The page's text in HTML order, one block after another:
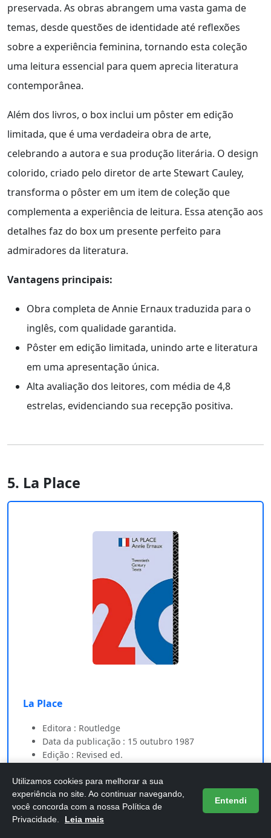
preservada. As obras abrangem uma vasta gama de
temas, desde questões de identidade até reflexões
sobre a experiência feminina, tornando esta coleção
uma leitura essencial para quem aprecia literatura
contemporânea.
Além dos livros, o box inclui um pôster em edição
limitada, que é uma verdadeira obra de arte,
celebrando a autora e sua produção literária. O design
colorido, criado pelo diretor de arte Stewart Cauley,
transforma o pôster em um item de coleção que
complementa a experiência de leitura. Essa atenção aos
detalhes faz do box um presente perfeito para
admiradores da literatura.
Vantagens principais:
Obra completa de Annie Ernaux traduzida para o
inglês, com qualidade garantida.
Pôster em edição limitada, unindo arte e literatura
em uma apresentação única.
Alta avaliação dos leitores, com média de 4,8
estrelas, evidenciando sua recepção positiva.
5. La Place
La Place
Editora : Routledge
Data da publicação : 15 outubro 1987
Edição : Revised ed.
Número de páginas : 140 páginas
Comprar na Amazon
Utilizamos cookies para melhorar a sua
experiência no site. Ao continuar navegando,
você concorda com a nossa Política de
Privacidade.
Leia mais
Entendi